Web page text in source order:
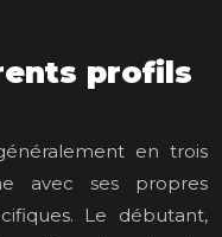
profils
en trois
avec ses propres
Le débutant,